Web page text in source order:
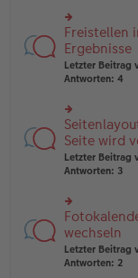
g
B
ei
tr
a
g
u
n
g
el
es
e
er
B
ei
tr
a
g
rs
te
r
u
n
el
es
e
n
er
tr
a
g
Freistellen
Ergebnisse
Letzter Beitrag
Antworten: 4
rs
te
r
u
n
el
es
e
n
er
Seite wird
Letzter Beitrag
Antworten: 3
rs
te
r
u
n
wechseln
Letzter Beitrag
Antworten: 2